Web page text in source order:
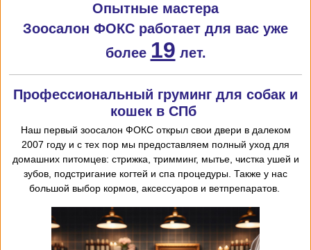
Опытные мастера
Зоосалон ФОКС работает для вас уже
более 19 лет.
Профессиональный груминг для собак и
кошек в СПб
Наш первый зоосалон ФОКС открыл свои двери в далеком
2007 году и с тех пор мы предоставляем полный уход для
домашних питомцев: стрижка, тримминг, мытье, чистка ушей и
зубов, подстригание когтей и спа процедуры. Также у нас
большой выбор кормов, аксессуаров и ветпрепаратов.